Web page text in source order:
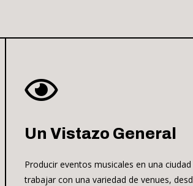

Un Vistazo General
Producir eventos musicales en una
trabajar con una variedad de venues,